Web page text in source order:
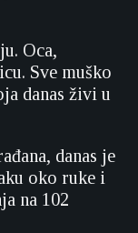
Oca,
Sve muško
danas živi u
danas je
oko ruke i
na 102